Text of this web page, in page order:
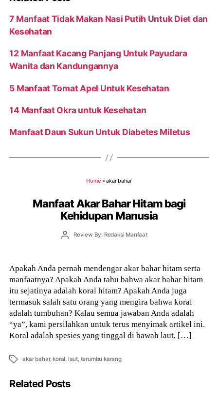
7 Manfaat Tidak Makan Nasi Putih Untuk Diet dan
Kesehatan
12 Manfaat Kacang Panjang Untuk Payudara
Wanita dan Kandungannya
5 Manfaat Tomat Apel Untuk Kesehatan
14 Manfaat Okra untuk Kesehatan
Manfaat Daun Sukun Untuk Diabetes Miletus
Home »akar bahar
Manfaat Akar Bahar Hitam bagi
Kehidupan Manusia
PostReview By: Redaksi Manfaat
Apakah Anda pernah mendengar akar bahar hitam serta
manfaatnya? Apakah Anda tahu bahwa akar bahar hitam
itu sejatinya adalah koral hitam? Apakah Anda juga
termasuk salah satu orang yang mengira bahwa koral
adalah tumbuhan? Kalau semua jawaban Anda adalah
“ya”, kami persilahkan untuk terus menyimak artikel ini.
Koral adalah spesies yang tinggal di bawah laut, […]
Tags akar bahar, koral, laut, terumbu karang
Related Posts